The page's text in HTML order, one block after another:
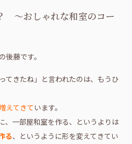
～おしゃれな和室のコー
後藤です。
てきたね」と言われたのは、もうひ
えてきています。
、一部屋和室を作る、というよりは
る、というように形を変えてきてい